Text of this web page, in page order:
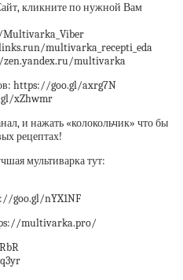
кликните по нужной Вам
multivarka_recepti_eda
multivarka
https://goo.gl/axrg7N
xZhwmr
и нажать «колокольчик» что бы
рецептах!
мультиварка тут:
goo.gl/nYX1NF
multivarka.pro/